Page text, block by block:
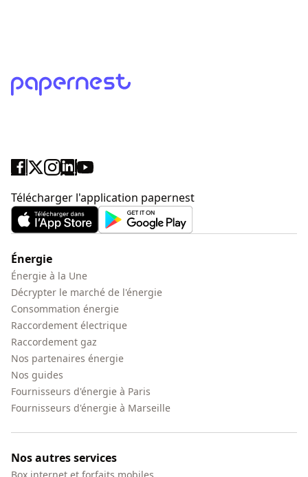
Télécharger l'application papernest
Énergie
Énergie à la Une
Décrypter le marché de l'énergie
Consommation énergie
Raccordement électrique
Raccordement gaz
Nos partenaires énergie
Nos guides
Fournisseurs d'énergie à Paris
Fournisseurs d'énergie à Marseille
Nos autres services